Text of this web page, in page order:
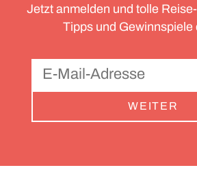
Jetzt anmelden und tolle
Tipps und Gewinnspiele
WEITER